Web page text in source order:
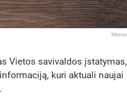
Meras
Vietos savivaldos įstatymas,
kuri aktuali naujai